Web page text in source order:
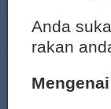
Anda
rakan